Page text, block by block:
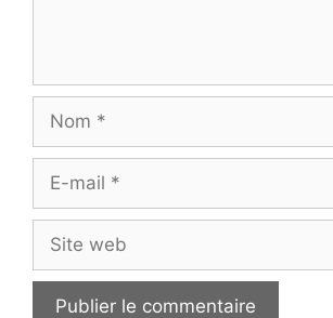
Nom
Site
web